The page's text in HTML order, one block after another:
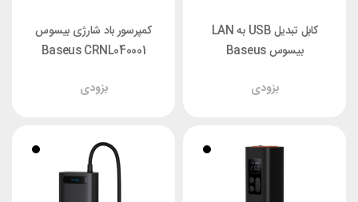
کابل تبدیل USB به LAN
بیسوس Baseus
بزودی
کمپرسور باد شارژی بیسوس
Baseus CRNL040001
بزودی